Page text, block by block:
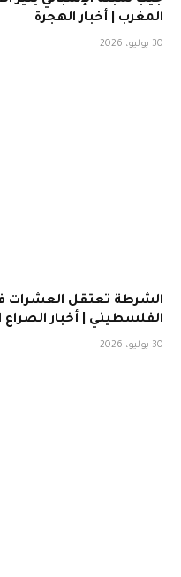
المغرب | أخبار الهجرة
30 يوليو، 2026
الشرطة تعتقل العشرات
الفلسطيني | أخبار
30 يوليو، 2026